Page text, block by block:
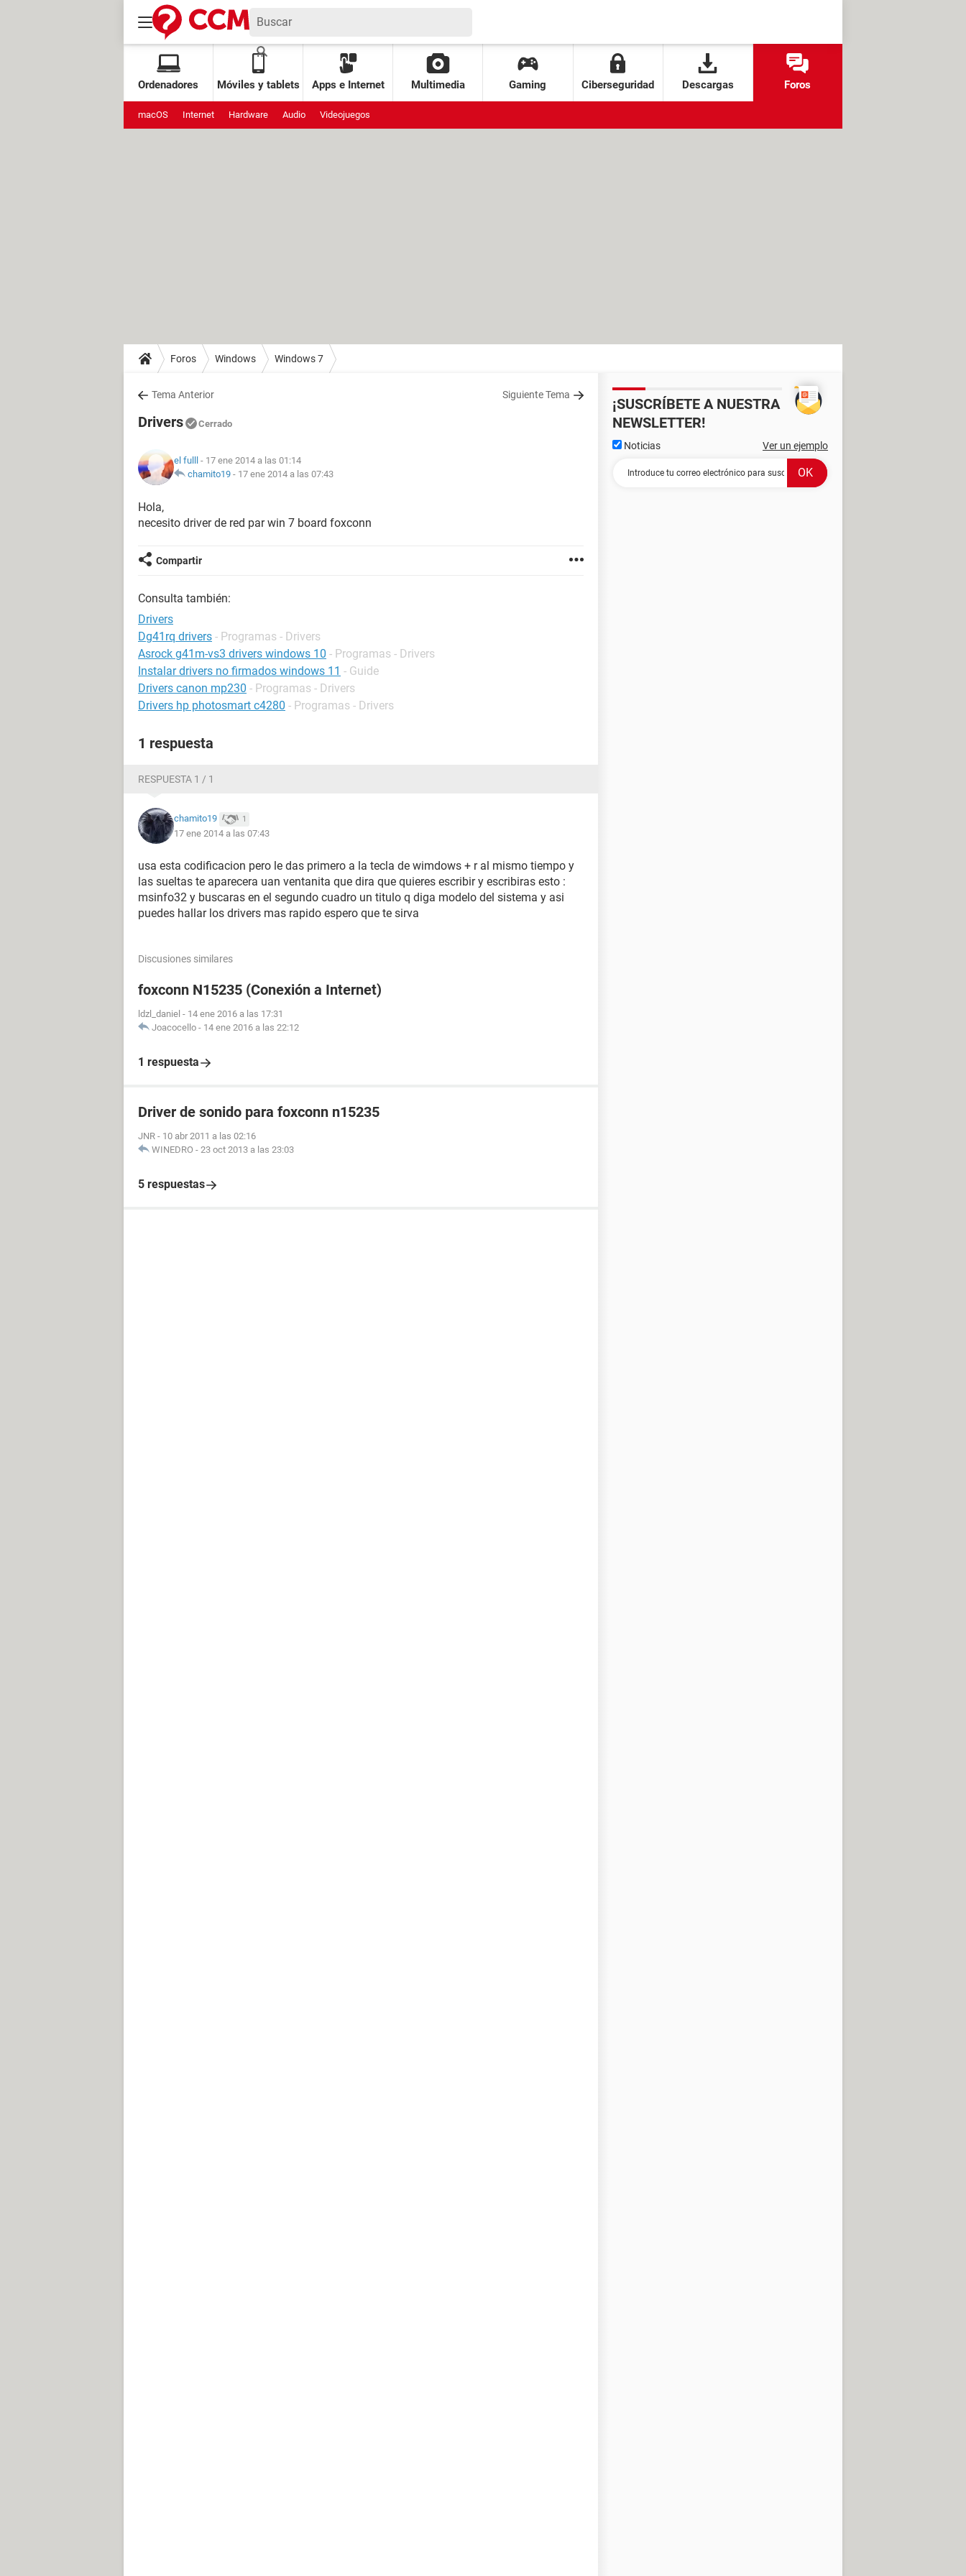
Ordenadores Móviles y tablets Apps e Internet Multimedia Gaming Ciberseguridad Descargas Foros
macOS Internet Hardware Audio Videojuegos
Foros Windows Windows 7
Tema Anterior Siguiente Tema
Drivers Cerrado
el fulll
- 17 ene 2014 a las 01:14
chamito19 - 17 ene 2014 a las 07:43
Hola,
necesito driver de red par win 7 board foxconn
Compartir
Consulta también:
Drivers
Dg41rq drivers - Programas - Drivers
Asrock g41m-vs3 drivers windows 10 - Programas - Drivers
Instalar drivers no firmados windows 11 - Guide
Drivers canon mp230 - Programas - Drivers
Drivers hp photosmart c4280 - Programas - Drivers
1 respuesta
RESPUESTA 1 / 1
chamito19 1
17 ene 2014 a las 07:43
usa esta codificacion pero le das primero a la tecla de wimdows + r al mismo tiempo y
las sueltas te aparecera uan ventanita que dira que quieres escribir y escribiras esto :
msinfo32 y buscaras en el segundo cuadro un titulo q diga modelo del sistema y asi
puedes hallar los drivers mas rapido espero que te sirva
Discusiones similares
foxconn N15235 (Conexión a Internet)
ldzl_daniel - 14 ene 2016 a las 17:31
Joacocello - 14 ene 2016 a las 22:12
1 respuesta
Driver de sonido para foxconn n15235
JNR - 10 abr 2011 a las 02:16
WINEDRO - 23 oct 2013 a las 23:03
5 respuestas
¡SUSCRÍBETE A NUESTRA
NEWSLETTER!
Noticias Ver un ejemplo